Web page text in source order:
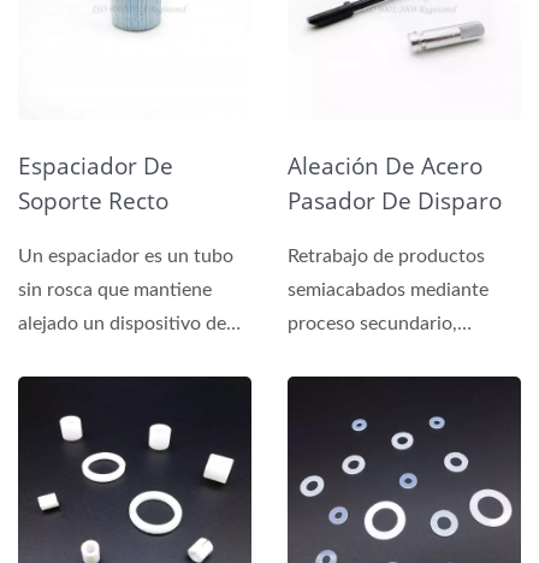
Espaciador De
Soporte Recto
Niquelado
Un espaciador es un tubo
sin rosca que mantiene
alejado un dispositivo de
Aleación De Acero
Pasador De Disparo
Espaciador, Eje De
Aluminio
Retrabajo de productos
semiacabados mediante
proceso secundario,